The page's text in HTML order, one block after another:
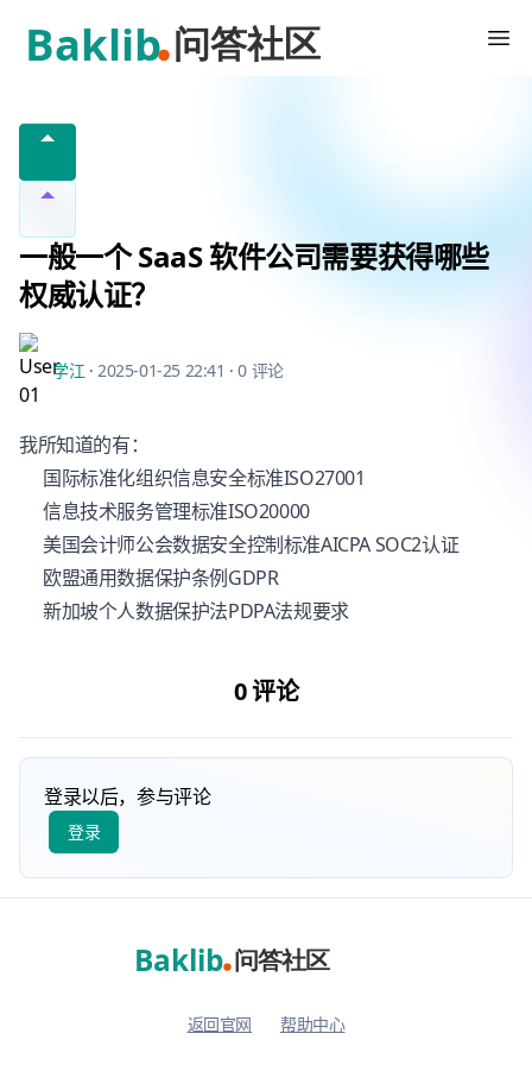
Baklib 客户问答社区
一般一个 SaaS 软件公司需要获得哪些
权威认证？
学江 ·2025-01-25 22:41 ·0 评论
我所知道的有：
国际标准化组织信息安全标准ISO27001
信息技术服务管理标准ISO20000
美国会计师公会数据安全控制标准AICPA SOC2认证
欧盟通用数据保护条例GDPR
新加坡个人数据保护法PDPA法规要求
0 评论
登录以后，参与评论
返回官网 帮助中心